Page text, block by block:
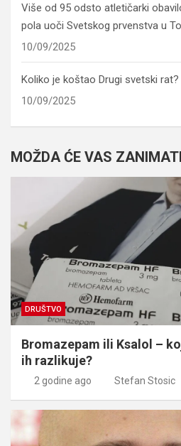
Više od 95 odsto atletičarki
pola uoči Svetskog prvenstva u
10/09/2025
Koliko je koštao Drugi svetski rat?
10/09/2025
MOŽDA ĆE VAS ZANIMATI
DRUŠTVO
Bromazepam ili Ksalol –
ih razlikuje?
2 godine ago Stefan Stosic